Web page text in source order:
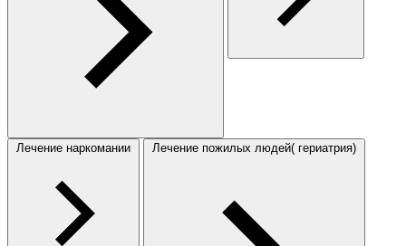
Лечение наркомании Лечение пожилых людей( гериатрия)